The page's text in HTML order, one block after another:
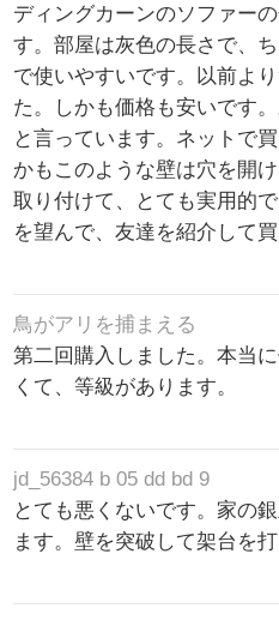
ディングカーンのソファー
す。部屋は灰色の長さで、
で使いやすいです。以前よ
た。しかも価格も安いです
と言っています。ネットで
かもこのような壁は穴を開
取り付けて、とても実用的
を望んで、友達を紹介して
鳥がアリを捕まえる
第二回購入しました。本当
くて、等級があります。
jd_56384 b 05 dd bd 9
とても悪くないです。家の
ます。壁を突破して架台を